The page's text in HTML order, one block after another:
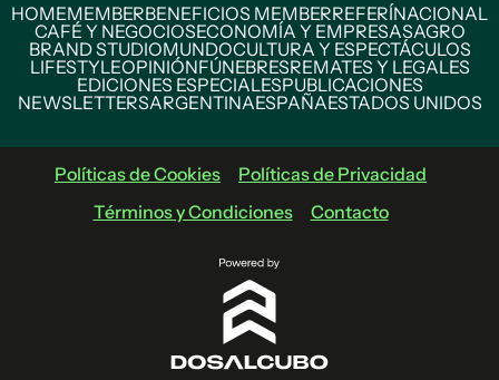
HOMEMEMBERBENEFICIOS MEMBERREFERÍNACIONAL
CAFÉ Y NEGOCIOSECONOMÍA Y EMPRESASAGRO
BRAND STUDIOMUNDOCULTURA Y ESPECTÁCULOS
LIFESTYLEOPINIÓNFÚNEBRESREMATES Y LEGALES
EDICIONES ESPECIALESPUBLICACIONES
NEWSLETTERSARGENTINAESPAÑAESTADOS UNIDOS
Políticas de Cookies
Políticas de Privacidad
Términos y Condiciones
Contacto